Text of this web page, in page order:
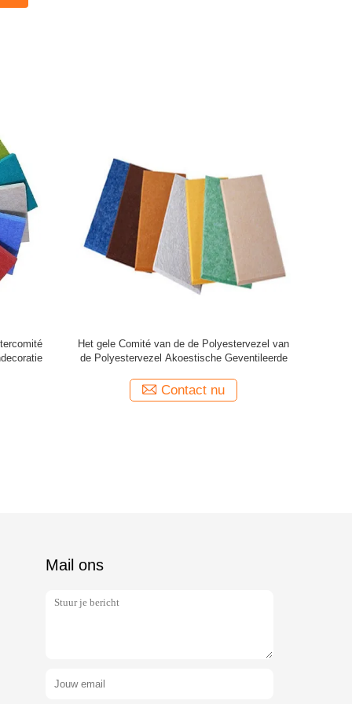
Het gele Comité van de de Polyestervezel van
de Polyestervezel Akoestische Geventileerde
Contact nu
Mail ons